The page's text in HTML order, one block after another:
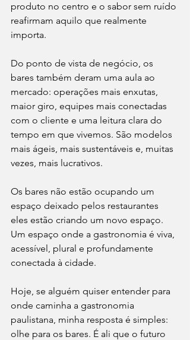
produto no centro e o sabor sem ruído
reafirmam aquilo que realmente
importa.
Do ponto de vista de negócio, os
bares também deram uma aula ao
mercado: operações mais enxutas,
maior giro, equipes mais conectadas
com o cliente e uma leitura clara do
tempo em que vivemos. São modelos
mais ágeis, mais sustentáveis e, muitas
vezes, mais lucrativos.
Os bares não estão ocupando um
espaço deixado pelos restaurantes
eles estão criando um novo espaço.
Um espaço onde a gastronomia é viva,
acessível, plural e profundamente
conectada à cidade.
Hoje, se alguém quiser entender para
onde caminha a gastronomia
paulistana, minha resposta é simples:
olhe para os bares. É ali que o futuro